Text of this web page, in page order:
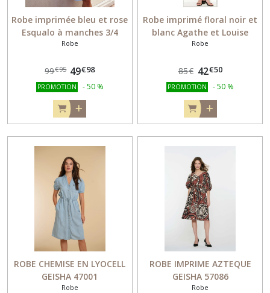
Robe imprimée bleu et rose
Esqualo à manches 3/4
Référence 30012
Robe
99€95 49€98
PROMOTION -50 %
Robe imprimé floral noir et
blanc Agathe et Louise
30133
Robe
85€ 42€50
PROMOTION -50 %
ROBE CHEMISE EN LYOCELL
GEISHA 47001
Robe
ROBE IMPRIME AZTEQUE
GEISHA 57086
Robe